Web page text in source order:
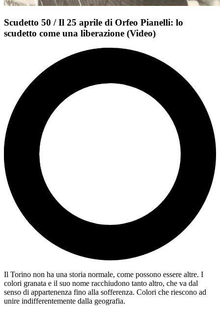
Scudetto 50 / Il 25 aprile di Orfeo Pianelli: lo
scudetto come una liberazione (Video)
Il Torino non ha una storia normale, come possono essere altre. I
colori granata e il suo nome racchiudono tanto altro, che va dal
senso di appartenenza fino alla sofferenza. Colori che riescono ad
unire indifferentemente dalla geografia.